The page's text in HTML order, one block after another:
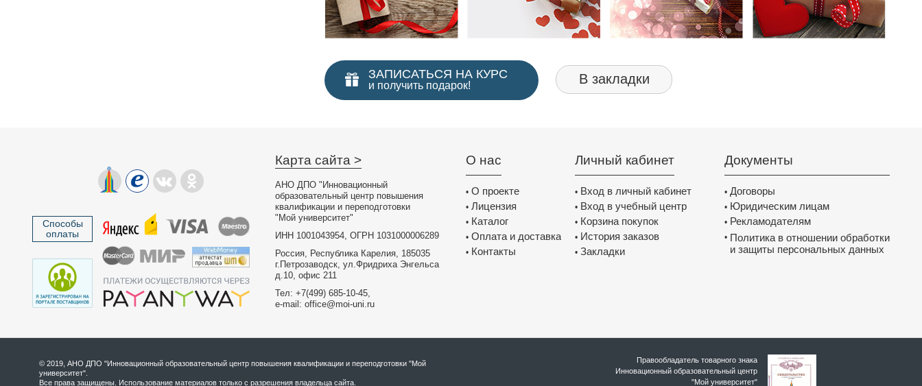
ЗАПИСАТЬСЯ НА КУРС
и получить подарок! В закладки
Способы
оплаты
Карта сайта >
АНО ДПО "Инновационный
образовательный центр повышения
квалификации и переподготовки
"Мой университет"
ИНН 1001043954, ОГРН 1031000006289
Россия, Республика Карелия, 185035
г.Петрозаводск, ул.Фридриха Энгельса
д.10, офис 211
Тел: +7(499) 685-10-45,
e-mail: office@moi-uni.ru
О нас
• О проекте
• Лицензия
• Каталог
• Оплата и доставка
• Контакты
Личный кабинет
• Вход в личный кабинет
• Вход в учебный центр
• Корзина покупок
• История заказов
• Закладки
Документы
• Договоры
• Юридическим лицам
• Рекламодателям
• Политика в отношении обработки
и защиты персональных данных
© 2019, АНО ДПО "Инновационный образовательный центр повышения квалификации и переподготовки "Мой
университет".
Все права защищены. Использование материалов только с разрешения владельца сайта.
Правообладатель товарного знака
Инновационный образовательный цeнтр
"Мой университет"